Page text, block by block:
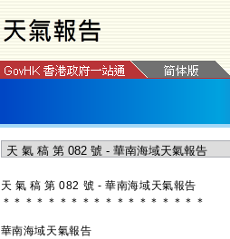
天 氣 稿 第 082 號 - 華南海域天氣報告
＊ ＊ ＊ ＊ ＊ ＊ ＊ ＊ ＊ ＊ ＊ ＊ ＊ ＊ ＊ ＊ ＊ ＊
華南海域天氣報告